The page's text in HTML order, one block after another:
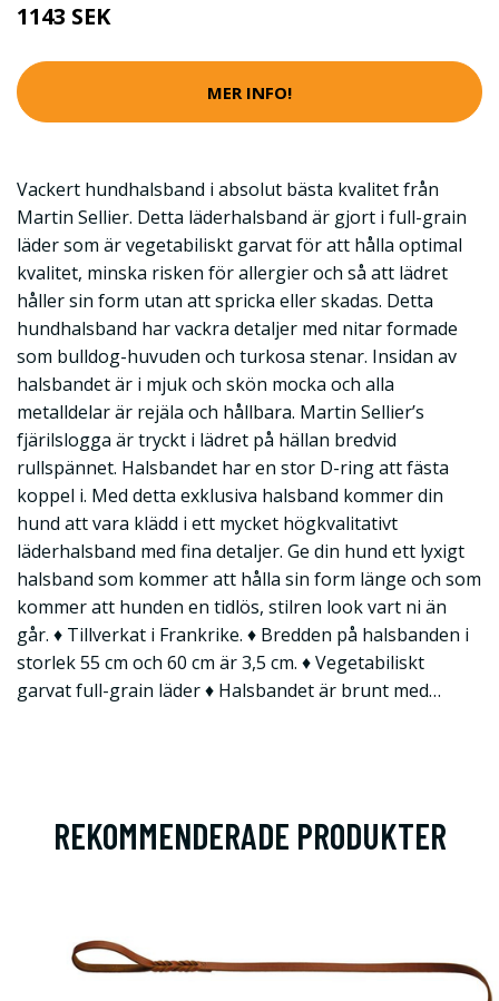
1143 SEK
MER INFO!
Vackert hundhalsband i absolut bästa kvalitet från
Martin Sellier. Detta läderhalsband är gjort i full-grain
läder som är vegetabiliskt garvat för att hålla optimal
kvalitet, minska risken för allergier och så att lädret
håller sin form utan att spricka eller skadas. Detta
hundhalsband har vackra detaljer med nitar formade
som bulldog-huvuden och turkosa stenar. Insidan av
halsbandet är i mjuk och skön mocka och alla
metalldelar är rejäla och hållbara. Martin Sellier’s
fjärilslogga är tryckt i lädret på hällan bredvid
rullspännet. Halsbandet har en stor D-ring att fästa
koppel i. Med detta exklusiva halsband kommer din
hund att vara klädd i ett mycket högkvalitativt
läderhalsband med fina detaljer. Ge din hund ett lyxigt
halsband som kommer att hålla sin form länge och som
kommer att hunden en tidlös, stilren look vart ni än
går. ♦ Tillverkat i Frankrike. ♦ Bredden på halsbanden i
storlek 55 cm och 60 cm är 3,5 cm. ♦ Vegetabiliskt
garvat full-grain läder ♦ Halsbandet är brunt med…
REKOMMENDERADE PRODUKTER